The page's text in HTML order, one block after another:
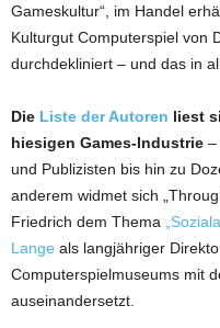
Gameskultur“, im Handel
Kulturgut Computerspiel von
durchdekliniert – und das in
Die Liste der Autoren liest
hiesigen Games-Industrie –
und Publizisten bis hin zu
anderem widmet sich
Friedrich dem Thema
Lange als langjähriger
Computerspielmuseums mit
auseinandersetzt.